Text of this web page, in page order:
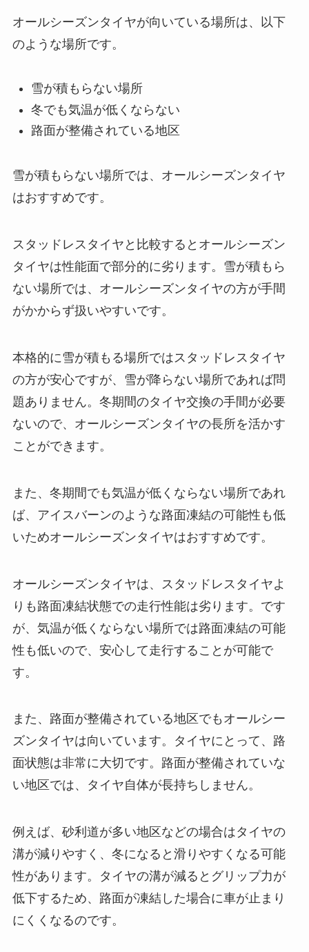
オールシーズンタイヤが向いている場所は、以下
のような場所です。
雪が積もらない場所
冬でも気温が低くならない
路面が整備されている地区
雪が積もらない場所では、オールシーズンタイヤ
はおすすめです。
スタッドレスタイヤと比較するとオールシーズン
タイヤは性能面で部分的に劣ります。雪が積もら
ない場所では、オールシーズンタイヤの方が手間
がかからず扱いやすいです。
本格的に雪が積もる場所ではスタッドレスタイヤ
の方が安心ですが、雪が降らない場所であれば問
題ありません。冬期間のタイヤ交換の手間が必要
ないので、オールシーズンタイヤの長所を活かす
ことができます。
また、冬期間でも気温が低くならない場所であれ
ば、アイスバーンのような路面凍結の可能性も低
いためオールシーズンタイヤはおすすめです。
オールシーズンタイヤは、スタッドレスタイヤよ
りも路面凍結状態での走行性能は劣ります。です
が、気温が低くならない場所では路面凍結の可能
性も低いので、安心して走行することが可能で
す。
また、路面が整備されている地区でもオールシー
ズンタイヤは向いています。タイヤにとって、路
面状態は非常に大切です。路面が整備されていな
い地区では、タイヤ自体が長持ちしません。
例えば、砂利道が多い地区などの場合はタイヤの
溝が減りやすく、冬になると滑りやすくなる可能
性があります。タイヤの溝が減るとグリップ力が
低下するため、路面が凍結した場合に車が止まり
にくくなるのです。